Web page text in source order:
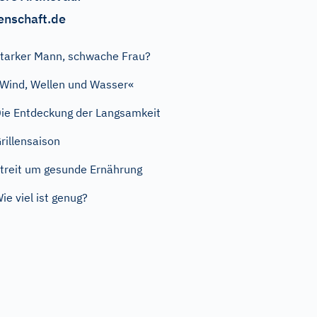
Mann, schwache Frau?
Wellen und Wasser«
Entdeckung der Langsamkeit
um gesunde Ernährung
viel ist genug?